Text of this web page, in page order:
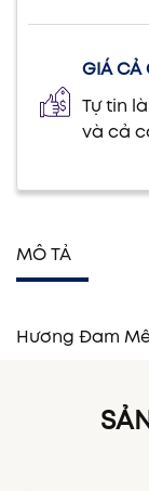
GIÁ CẢ
Tự tin
và cả
MÔ TẢ
Hương Đam